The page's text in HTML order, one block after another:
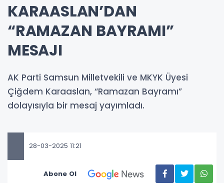
KARAASLAN’DAN
“RAMAZAN BAYRAMI”
MESAJI
AK Parti Samsun Milletvekili ve MKYK Üyesi
Çiğdem Karaaslan, “Ramazan Bayramı”
dolayısıyla bir mesaj yayımladı.
28-03-2025 11:21
Abone Ol